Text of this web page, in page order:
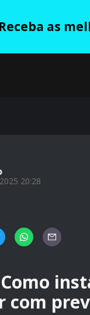
Receba as
20:28
com